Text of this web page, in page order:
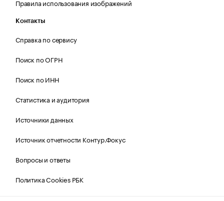
Правила использования изображений
Контакты
Справка по сервису
Поиск по ОГРН
Поиск по ИНН
Статистика и аудитория
Источники данных
Источник отчетности Контур.Фокус
Вопросы и ответы
Политика Cookies РБК